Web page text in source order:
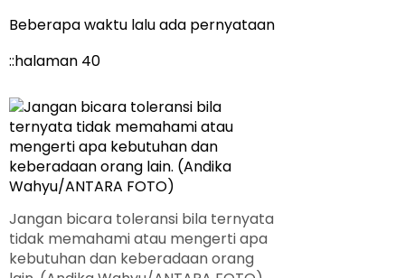
Beberapa waktu lalu ada pernyataan
::halaman 40
Jangan bicara toleransi bila ternyata
tidak memahami atau mengerti apa
kebutuhan dan keberadaan orang